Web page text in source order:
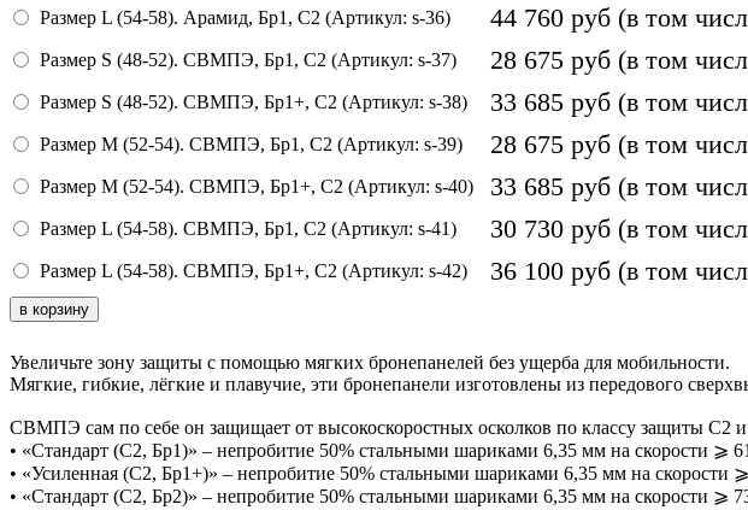
Размер L (54-58). Арамид, Бр1, С2 (Артикул: s-36) 44 760 руб (в том
Размер S (48-52). СВМПЭ, Бр1, С2 (Артикул: s-37) 28 675 руб (в том
Размер S (48-52). СВМПЭ, Бр1+, С2 (Артикул: s-38) 33 685 руб (в том
Размер M (52-54). СВМПЭ, Бр1, С2 (Артикул: s-39) 28 675 руб (в том
Размер M (52-54). СВМПЭ, Бр1+, С2 (Артикул: s-40) 33 685 руб (в том
Размер L (54-58). СВМПЭ, Бр1, С2 (Артикул: s-41) 30 730 руб (в том
Размер L (54-58). СВМПЭ, Бр1+, С2 (Артикул: s-42) 36 100 руб (в том
Увеличьте зону защиты с помощью мягких бронепанелей без ущерба для мобильности.
Мягкие, гибкие, лёгкие и плавучие, эти бронепанели изготовлены из передового
СВМПЭ сам по себе он защищает от высокоскоростных осколков по классу защиты С2
• «Стандарт (С2, Бр1)» – непробитие 50% стальными шариками 6,35 мм на скорости ⩾
• «Усиленная (С2, Бр1+)» – непробитие 50% стальными шариками 6,35 мм на скорости
• «Стандарт (С2, Бр2)» – непробитие 50% стальными шариками 6,35 мм на скорости ⩾